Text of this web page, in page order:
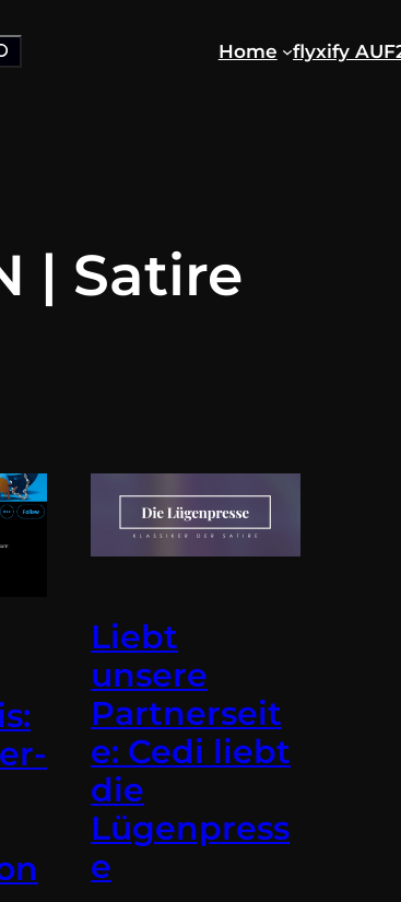
Home flyxify
| Satire
Liebt
unsere
Partnerseit
e: Cedi liebt
die
Lügenpress
e